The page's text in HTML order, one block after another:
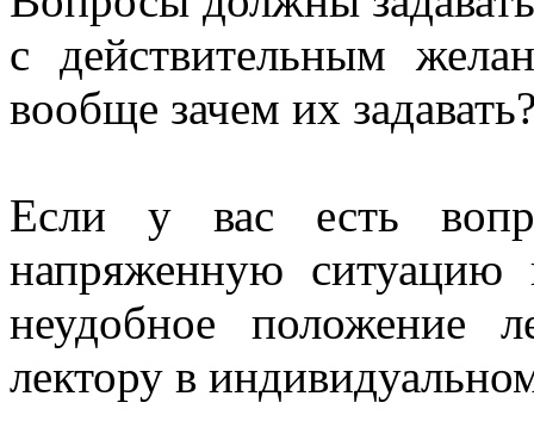
с действительным
вообще зачем их
Если у вас есть
напряженную ситуацию
неудобное положение
лектору в